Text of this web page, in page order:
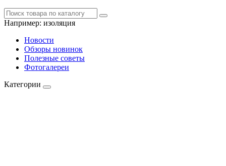
Например: изоляция
Новости
Обзоры новинок
Полезные советы
Фотогалереи
Категории